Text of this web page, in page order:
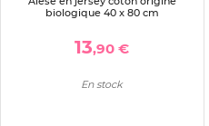
biologique 40 x 80 cm
13,90 €
En stock